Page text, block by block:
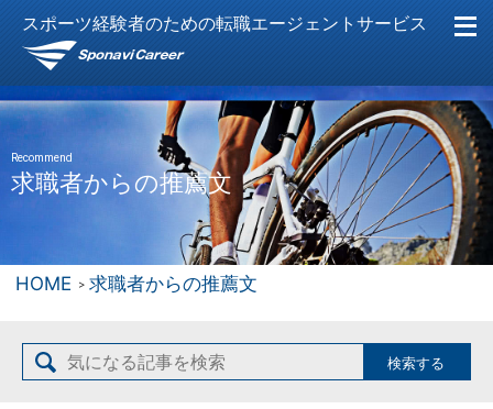
スポーツ経験者のための転職エージェントサービス
Recommend
求職者からの推薦文
HOME 求職者からの推薦文